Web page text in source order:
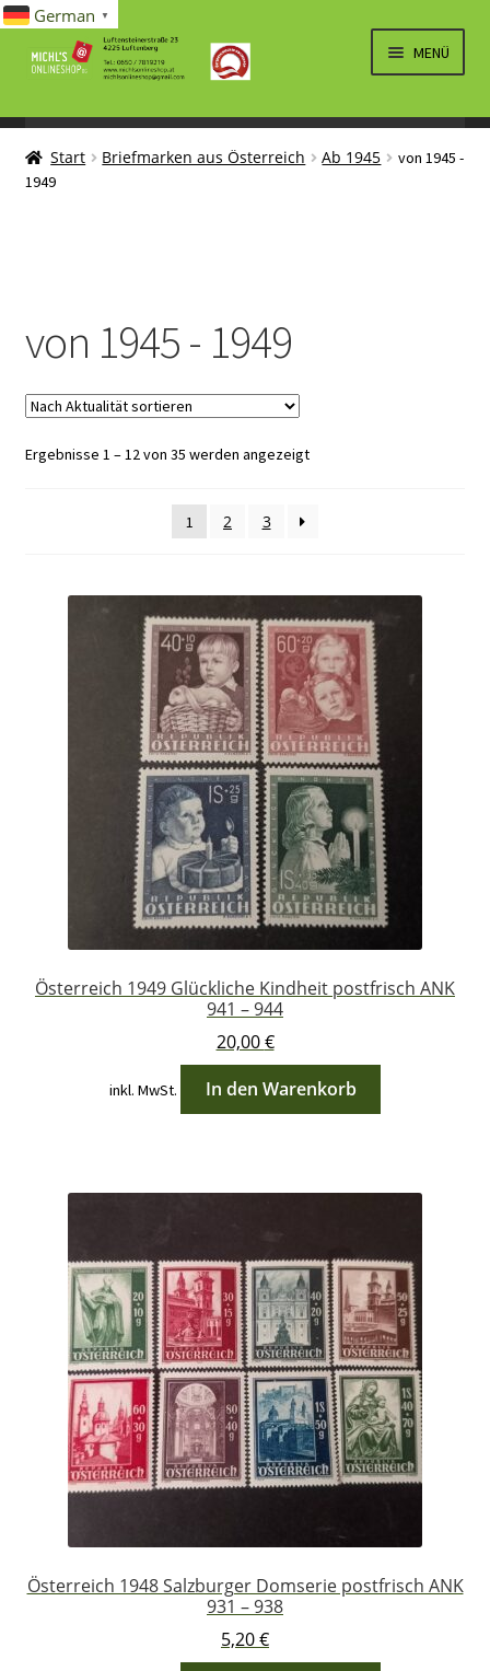
Navigation
Inhalt
MENÜ
SPIELWAREN/BAUSÄTZE
ÖFFNEN
ELEKTRO
Start Briefmarken aus Österreich Ab 1945
von 1945 -
1949
von 1945 - 1949
Ergebnisse 1 – 12 von 35 werden angezeigtNach
1
2 3
Österreich 1949 Glückliche Kindheit postfrisch ANK
941 – 944
20,00€
inkl. MwSt. In den Warenkorb
Österreich 1948 Salzburger Domserie postfrisch ANK
931 – 938
5,20€
German ▼